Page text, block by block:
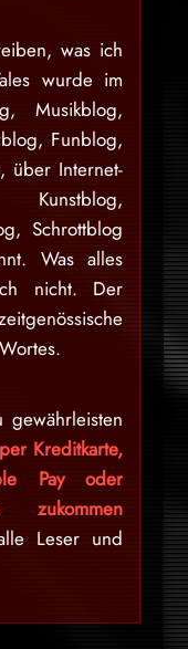
was ich
wurde im
Musikblog,
Funblog,
über Internet-
Kunstblog,
Schrottblog
Was alles
nicht. Der
Kreditkarte,
Pay oder
zukommen
Leser und